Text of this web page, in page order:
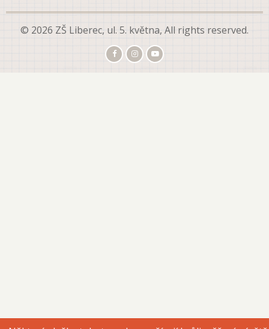
© 2026 ZŠ Liberec, ul. 5. května, All rights reserved.